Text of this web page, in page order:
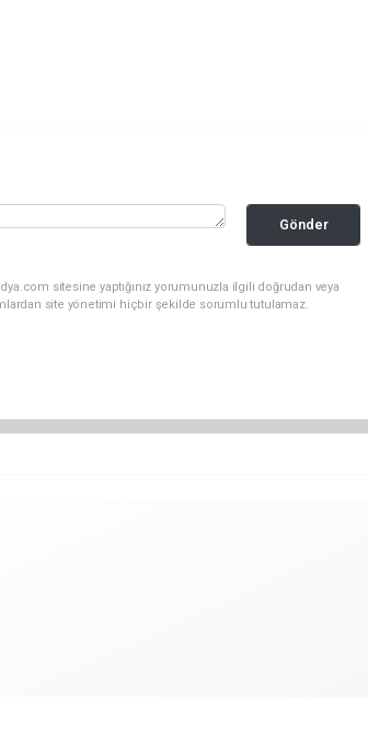
Gönder
sitesine yaptığınız yorumunuzla ilgili doğrudan veya
site yönetimi hiçbir şekilde sorumlu tutulamaz.